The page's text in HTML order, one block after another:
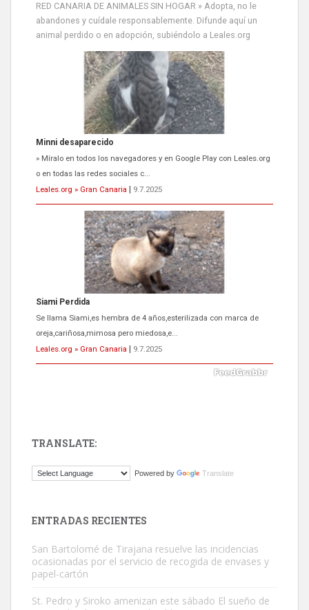
RED CANARIA DE ANIMALES SIN HOGAR » Adopta, no le
abandones y cuídale responsablemente. Difunde aquí un
animal perdido o en adopción, subiéndolo a Leales.org
Siami Perdida
Se llama Siami,es hembra de 4 años,esterilizada con marca de
oreja,cariñosa,mimosa pero miedosa,e...
Leales.org » Gran Canaria
9.7.2025
ADOPCIÓN URGENTE GATA TEROR GRAN CANARIA
El ayuntamiento se va a llevar a Los Gatos callejeros de la zona los
próximos días, ella incluida...
Leales.org » Gran Canaria
9.7.2025
Este gato macho ha aparecido en la calle hace menos de un mes,
TRANSLATE:
Powered by Translate
ENTRADAS RECIENTES
San Bartolomé de Tirajana resuelve las incidencias
ocasionadas por el servicio de recogida de envases y
papel-cartón
St. Pedro y Siroko amenizan este sábado El sueño de